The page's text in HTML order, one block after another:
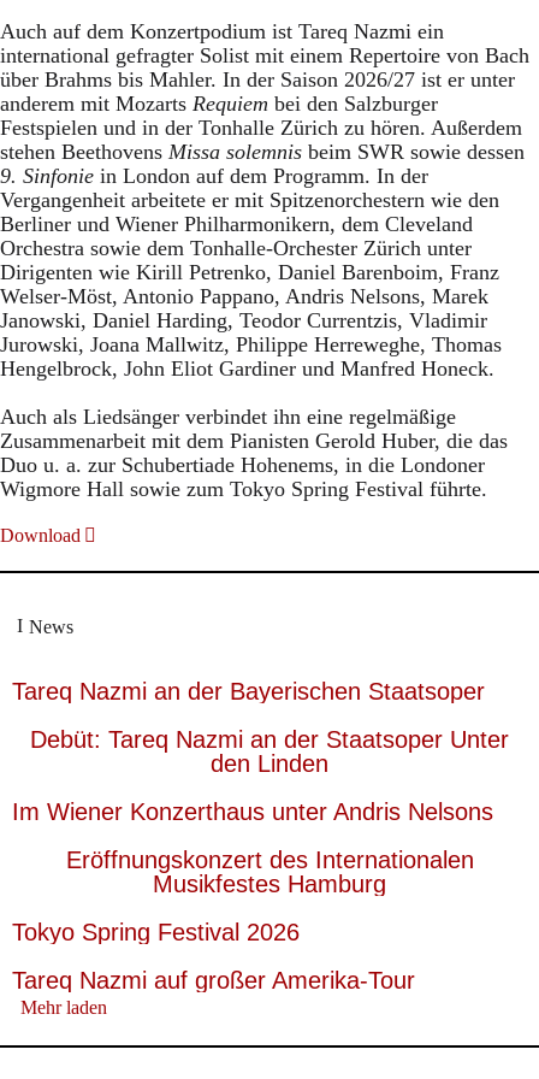
Auch auf dem Konzertpodium ist Tareq Nazmi ein
international gefragter Solist mit einem Repertoire von Bach
über Brahms bis Mahler. In der Saison 2026/27 ist er unter
anderem mit Mozarts Requiem bei den Salzburger
Festspielen und in der Tonhalle Zürich zu hören. Außerdem
stehen Beethovens Missa solemnis beim SWR sowie dessen
9. Sinfonie in London auf dem Programm. In der
Vergangenheit arbeitete er mit Spitzenorchestern wie den
Berliner und Wiener Philharmonikern, dem Cleveland
Orchestra sowie dem Tonhalle-Orchester Zürich unter
Dirigenten wie Kirill Petrenko, Daniel Barenboim, Franz
Welser-Möst, Antonio Pappano, Andris Nelsons, Marek
Janowski, Daniel Harding, Teodor Currentzis, Vladimir
Jurowski, Joana Mallwitz, Philippe Herreweghe, Thomas
Hengelbrock, John Eliot Gardiner und Manfred Honeck.
Auch als Liedsänger verbindet ihn eine regelmäßige
Zusammenarbeit mit dem Pianisten Gerold Huber, die das
Duo u. a. zur Schubertiade Hohenems, in die Londoner
Wigmore Hall sowie zum Tokyo Spring Festival führte.
Download
News
Tareq Nazmi an der Bayerischen Staatsoper
Debüt: Tareq Nazmi an der Staatsoper Unter
den Linden
Im Wiener Konzerthaus unter Andris Nelsons
Eröffnungskonzert des Internationalen
Musikfestes Hamburg
Tokyo Spring Festival 2026
Tareq Nazmi auf großer Amerika-Tour
Mehr laden